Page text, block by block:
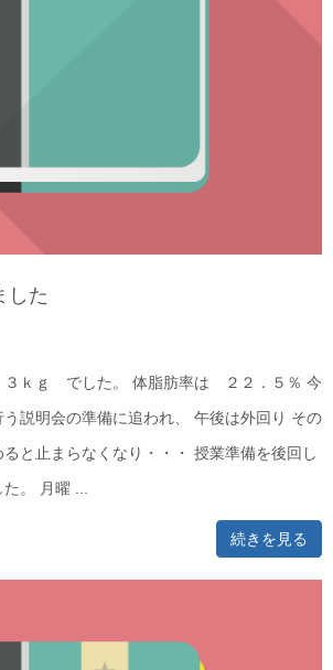
した
ｋｇ でした。 体脂肪率は ２２．５％ 今
う説明会の準備に追われ、 午後は外回り その
と止まらなくなり・・・ 授業準備を後回し
た。 月曜 ...
続きを見る